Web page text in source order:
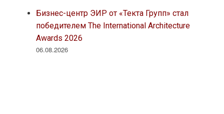
Бизнес-центр ЭИР от «Текта Групп» стал
победителем The International Architecture
Awards 2026
06.08.2026